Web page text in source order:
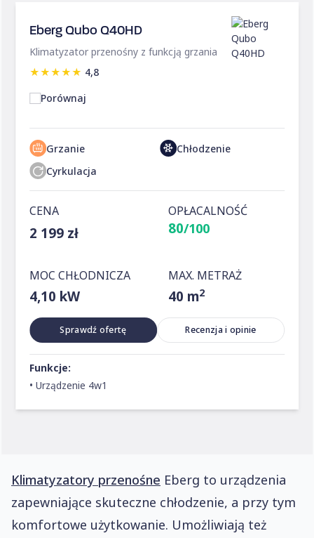
Eberg Qubo Q40HD
Klimatyzator przenośny z funkcją grzania
★★★★★ 4,8
Porównaj
Grzanie
Chłodzenie
Cyrkulacja
CENA
2 199 zł
OPŁACALNOŚĆ
80/100
MOC CHŁODNICZA
4,10 kW
MAX. METRAŻ
40 m2
Sprawdź ofertę Recenzja i opinie
Funkcje:
• Urządzenie 4w1
Klimatyzatory przenośne Eberg to urządzenia
zapewniające skuteczne chłodzenie, a przy tym
komfortowe użytkowanie. Umożliwiają też